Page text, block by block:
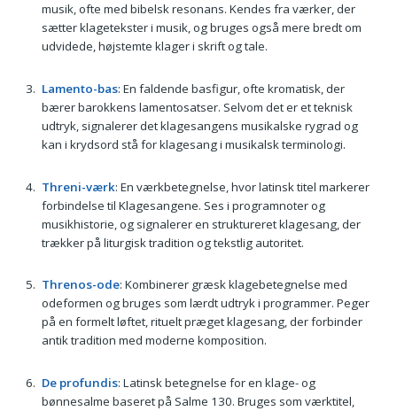
musik, ofte med bibelsk resonans. Kendes fra værker, der
sætter klagetekster i musik, og bruges også mere bredt om
udvidede, højstemte klager i skrift og tale.
Lamento-bas: En faldende basfigur, ofte kromatisk, der
bærer barokkens lamentosatser. Selvom det er et teknisk
udtryk, signalerer det klagesangens musikalske rygrad og
kan i krydsord stå for klagesang i musikalsk terminologi.
Threni-værk: En værkbetegnelse, hvor latinsk titel markerer
forbindelse til Klagesangene. Ses i programnoter og
musikhistorie, og signalerer en struktureret klagesang, der
trækker på liturgisk tradition og tekstlig autoritet.
Threnos-ode: Kombinerer græsk klagebetegnelse med
odeformen og bruges som lærdt udtryk i programmer. Peger
på en formelt løftet, rituelt præget klagesang, der forbinder
antik tradition med moderne komposition.
De profundis: Latinsk betegnelse for en klage- og
bønnesalme baseret på Salme 130. Bruges som værktitel,